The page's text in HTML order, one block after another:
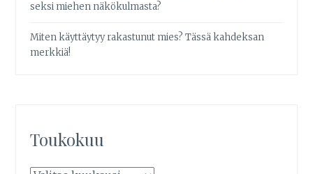
seksi miehen näkökulmasta?
Miten käyttäytyy rakastunut mies? Tässä kahdeksan
merkkiä!
Toukokuu